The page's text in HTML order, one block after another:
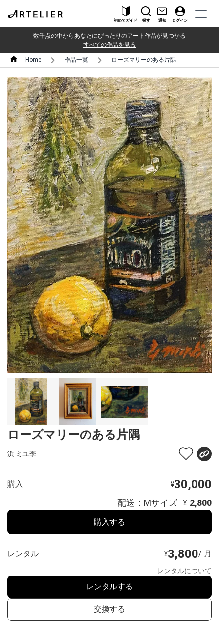
初めてガイド 探す 通知 ログイン
数千点の中からあなたにぴったりのアート作品が見つかる
すべての作品を見る
Home 作品一覧 ローズマリーのある片隅
ローズマリーのある片隅
浜 ミユ季
購入 ¥30,000
配送：Mサイズ ¥ 2,800
購入する
レンタル ¥3,800/ 月
レンタルについて
レンタルする
交換する